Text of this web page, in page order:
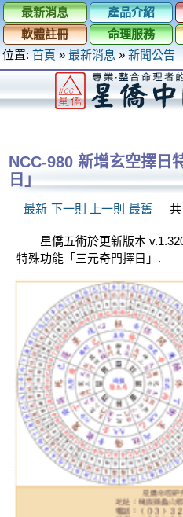
最新消息 產品介紹
軟體註冊
命理服務
位置: 首頁 » 最新消息 » 新聞公告
NCC-980 新增玄空擇日
日」
最新 下一則 上一則 最舊
星僑五術於更新版本
特殊功能「三元奇門擇日」.